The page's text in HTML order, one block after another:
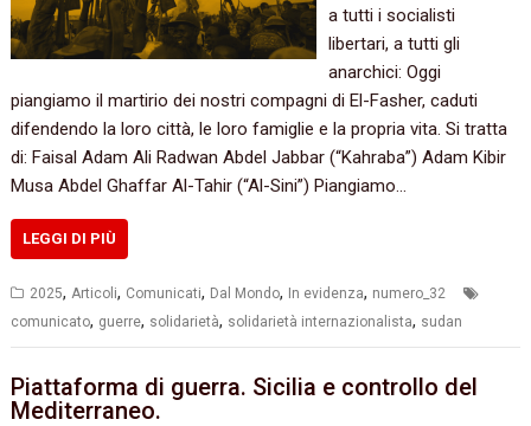
a tutti i socialisti
libertari, a tutti gli
anarchici: Oggi
piangiamo il martirio dei nostri compagni di El-Fasher, caduti
difendendo la loro città, le loro famiglie e la propria vita. Si tratta
di: Faisal Adam Ali Radwan Abdel Jabbar (“Kahraba”) Adam Kibir
Musa Abdel Ghaffar Al-Tahir (“Al-Sini”) Piangiamo…
LEGGI DI PIÙ
2025,Articoli, Comunicati, Dal Mondo, In evidenza, numero_32
comunicato, guerre, solidarietà, solidarietà internazionalista, sudan
Piattaforma di guerra. Sicilia e controllo del
Mediterraneo.